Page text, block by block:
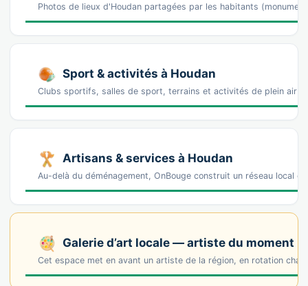
Photos de lieux d'Houdan partagées par les habitants
Sport & activités à Houdan
Clubs sportifs, salles de sport, terrains et activités de plein air à
Artisans & services à Houdan
Au-delà du déménagement, OnBouge construit un réseau local
Galerie d’art locale — artiste du moment
Cet espace met en avant un artiste de la région, en rotation